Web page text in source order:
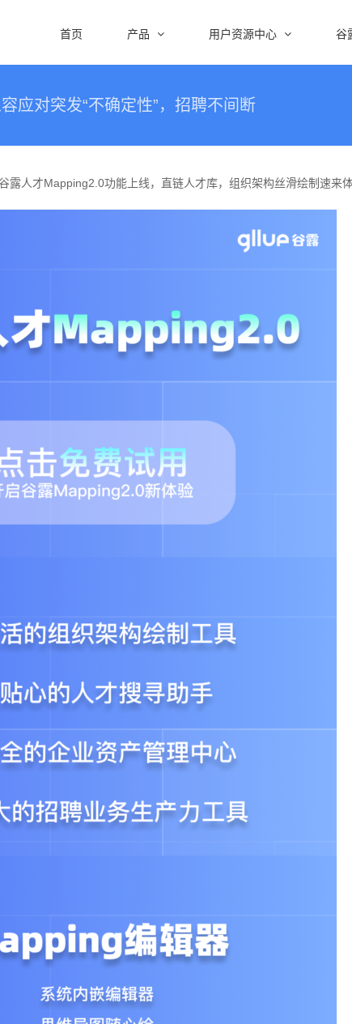
首页 产品 用户资源中心 谷
应对突发“不确定性”，招聘不间断
露人才Mapping2.0功能上线，直链人才库，组织架构丝滑绘制速来体